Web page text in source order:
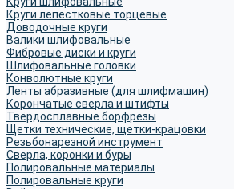
Круги лепестковые торцевые
Доводочные круги
Валики шлифовальные
Фибровые диски и круги
Шлифовальные головки
Конволютные круги
Ленты абразивные (для шлифмашин)
Корончатые сверла и штифты
Твёрдосплавные борфрезы
Щетки технические, щетки-крацовки
Резьбонарезной инструмент
Сверла, коронки и буры
Полировальные материалы
Полировальные круги